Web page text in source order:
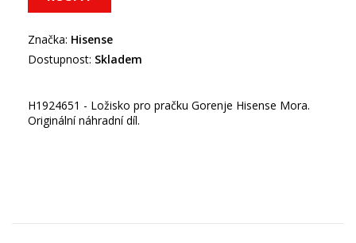
Značka: Hisense
Dostupnost: Skladem
H1924651 - Ložisko pro pračku Gorenje Hisense Mora.
Originální náhradní díl.